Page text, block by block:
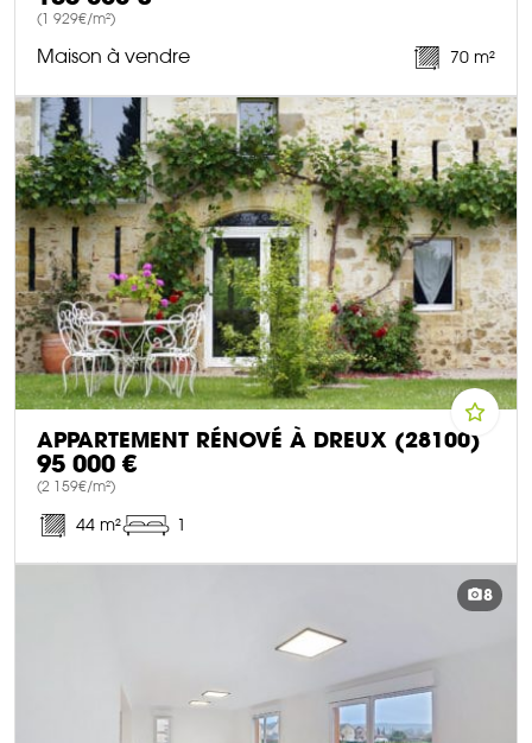
(1 929€/m²)
Maison à vendre 70 m²
DÉCOUVRIR CE BIEN
APPARTEMENT RÉNOVÉ À DREUX (28100)
95 000 €
(2 159€/m²)
44 m² 1
8